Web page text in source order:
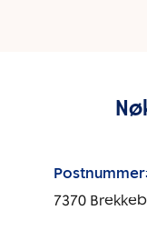
Postnummer:
7370